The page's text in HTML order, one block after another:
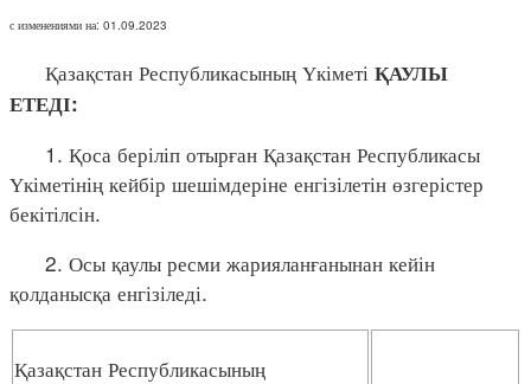
с изменениями на: 01.09.2023
Қазақстан Республикасының Үкіметі ҚАУЛЫ
ЕТЕДІ:
1. Қоса беріліп отырған Қазақстан Республикасы
Үкіметінің кейбір шешімдеріне енгізілетін өзгерістер
бекітілсін.
2. Осы қаулы ресми жарияланғанынан кейін
қолданысқа енгізіледі.
Қазақстан Республикасының